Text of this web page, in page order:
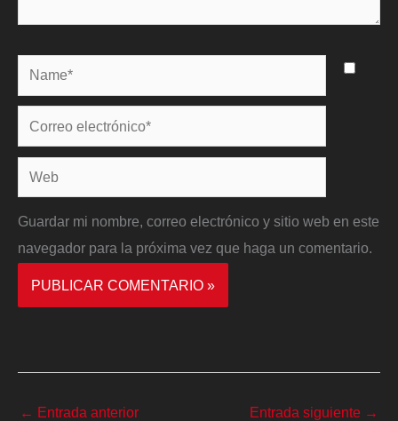
Name*
Correo
electrónico*
Web
Guardar mi nombre, correo electrónico y sitio web en este
navegador para la próxima vez que haga un comentario.
← Entrada anterior Entrada siguiente →